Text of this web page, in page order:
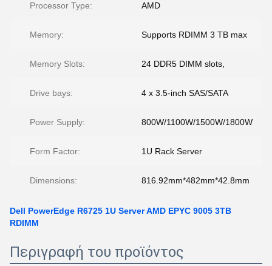
Processor Type: AMD
Memory: Supports RDIMM 3 TB max
Memory Slots: 24 DDR5 DIMM slots,
Drive bays: 4 x 3.5-inch SAS/SATA
Power Supply: 800W/1100W/1500W/1800W
Form Factor: 1U Rack Server
Dimensions: 816.92mm*482mm*42.8mm
Dell PowerEdge R6725 1U Server AMD EPYC 9005 3TB
RDIMM
Περιγραφή του προϊόντος